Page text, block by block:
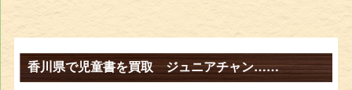
香川県で児童書を買取 ジュニアチャン……